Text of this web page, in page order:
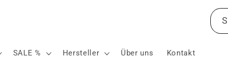
SALE % Hersteller Über uns Kontakt